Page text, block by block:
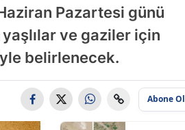
Pazartesi günü
ve gaziler için
belirlenecek.
Abone Ol